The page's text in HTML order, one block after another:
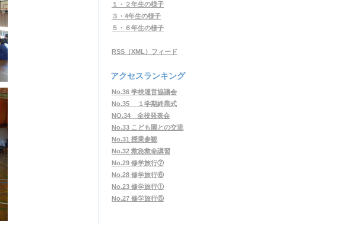
１・２年生の様子
３・4年生の様子
５・６年生の様子
RSS（XML）フィード
アクセスランキング
No.36 学校運営協議会
No.35 １学期終業式
NO.34 全校発表会
No.33 こども園との交流
No.31 授業参観
No.32 救急救命講習
No.29 修学旅行⑦
No.28 修学旅行⑥
No.23 修学旅行①
No.27 修学旅行⑤